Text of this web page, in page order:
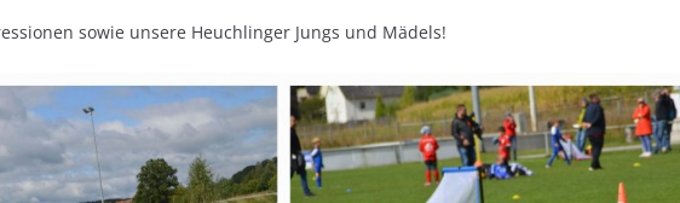
sowie unsere Heuchlinger Jungs und Mädels!